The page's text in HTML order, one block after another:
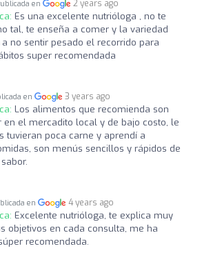
en 2 years ago
Es una excelente nutrióloga , no te
tal, te enseña a comer y la variedad
no sentir pesado el recorrido para
super recomendada
en 3 years ago
Los alimentos que recomienda son
en el mercadito local y de bajo costo, le
tuvieran poca carne y aprendí a
son menús sencillos y rápidos de
en 4 years ago
Excelente nutrióloga, te explica muy
objetivos en cada consulta, me ha
recomendada.